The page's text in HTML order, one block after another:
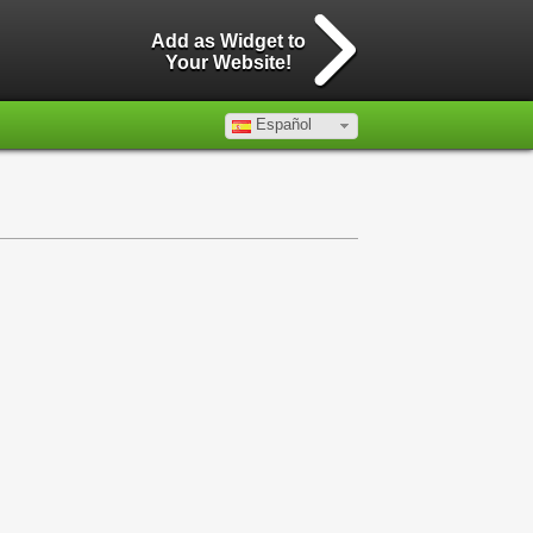
Add as Widget to
Your Website!
Español